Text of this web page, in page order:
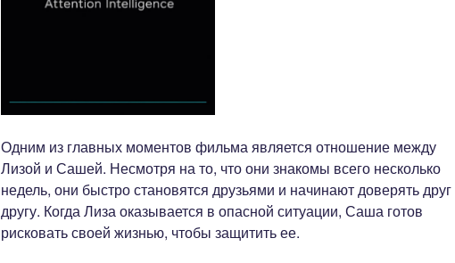
Одним из главных моментов фильма является отношение между
Лизой и Сашей. Несмотря на то, что они знакомы всего несколько
недель, они быстро становятся друзьями и начинают доверять друг
другу. Когда Лиза оказывается в опасной ситуации, Саша готов
рисковать своей жизнью, чтобы защитить ее.